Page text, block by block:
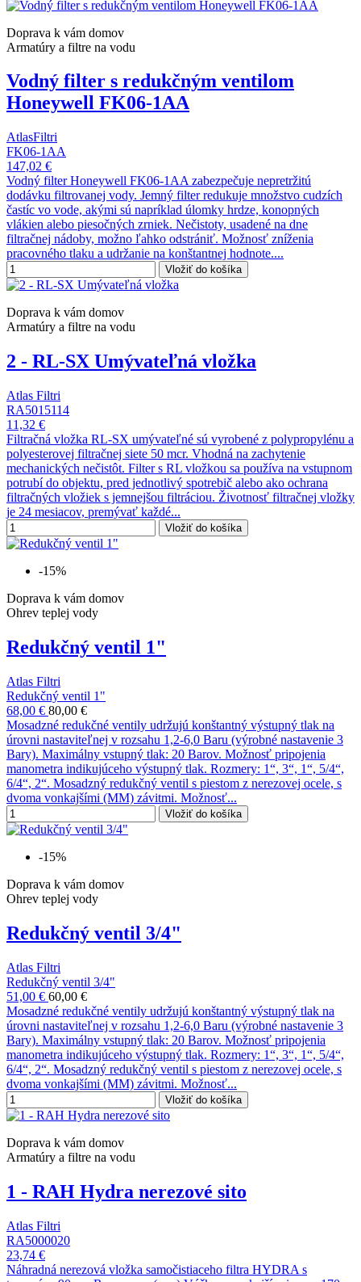
Doprava k vám domov
Armatúry a filtre na vodu
Vodný filter s redukčným ventilom
Honeywell FK06-1AA
AtlasFiltri
FK06-1AA
147,02 €
Vodný filter Honeywell FK06-1AA zabezpečuje nepretržitú
dodávku filtrovanej vody. Jemný filter redukuje množstvo cudzích
častíc vo vode, akými sú napríklad úlomky hrdze, konopných
vlákien alebo piesočných zrniek. Nečistoty, usadené na dne
filtračnej nádoby, možno ľahko odstrániť. Možnosť zníženia
pracovného tlaku a udržanie na konštantnej hodnote....
Vložiť do košíka
Doprava k vám domov
Armatúry a filtre na vodu
2 - RL-SX Umývateľná vložka
Atlas Filtri
RA5015114
11,32 €
Filtračná vložka RL-SX umývateľné sú vyrobené z polypropylénu a
polyesterovej filtračnej siete 50 mcr. Vhodná na zachytenie
mechanických nečistôt. Filter s RL vložkou sa používa na vstupnom
potrubí do objektu, pred jednotlivý spotrebič alebo ako ochrana
filtračných vložiek s jemnejšou filtráciou. Životnosť filtračnej vložky
je 24 mesiacov, premývať každé...
Vložiť do košíka
-15%
Doprava k vám domov
Ohrev teplej vody
Redukčný ventil 1"
Atlas Filtri
Redukčný ventil 1"
68,00 € 80,00 €
Mosadzné redukčné ventily udržujú konštantný výstupný tlak na
úrovni nastaviteľnej v rozsahu 1,2-6,0 Baru (výrobné nastavenie 3
Bary). Maximálny vstupný tlak: 20 Barov. Možnosť pripojenia
manometra indikujúceho výstupný tlak. Rozmery: 1“, 3“, 1“, 5/4“,
6/4“, 2“. Mosadzný redukčný ventil s piestom z nerezovej ocele, s
dvoma vonkajšími (MM) závitmi. Možnosť...
Vložiť do košíka
-15%
Doprava k vám domov
Ohrev teplej vody
Redukčný ventil 3/4"
Atlas Filtri
Redukčný ventil 3/4"
51,00 € 60,00 €
Mosadzné redukčné ventily udržujú konštantný výstupný tlak na
úrovni nastaviteľnej v rozsahu 1,2-6,0 Baru (výrobné nastavenie 3
Bary). Maximálny vstupný tlak: 20 Barov. Možnosť pripojenia
manometra indikujúceho výstupný tlak. Rozmery: 1“, 3“, 1“, 5/4“,
6/4“, 2“. Mosadzný redukčný ventil s piestom z nerezovej ocele, s
dvoma vonkajšími (MM) závitmi. Možnosť...
Vložiť do košíka
Doprava k vám domov
Armatúry a filtre na vodu
1 - RAH Hydra nerezové sito
Atlas Filtri
RA5000020
23,74 €
Náhradná nerezová vložka samočistiaceho filtra HYDRA s